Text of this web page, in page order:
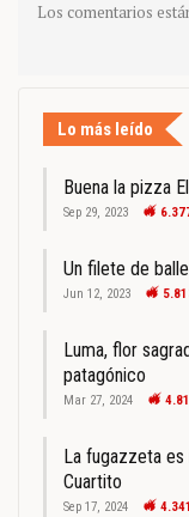
Los comentarios
Lo más leído
Buena la pizza
Sep 29, 2023
Un filete de
Jun 12, 2023
Luma, flor
patagónico
Mar 27, 2024
La fugazzeta
Cuartito
Sep 17, 2024 4.341